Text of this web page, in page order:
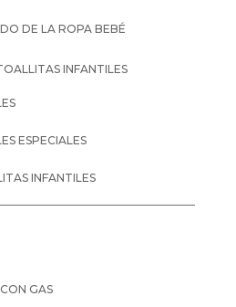
DE LA ROPA BEBÉ
INFANTILES
ESPECIALES
INFANTILES
GAS